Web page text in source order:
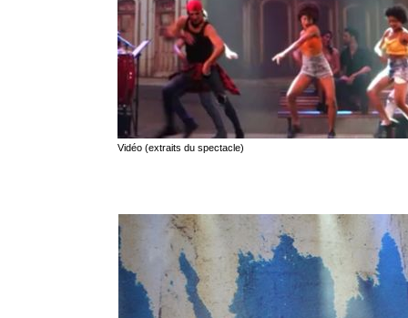
Vidéo (extraits du spectacle)